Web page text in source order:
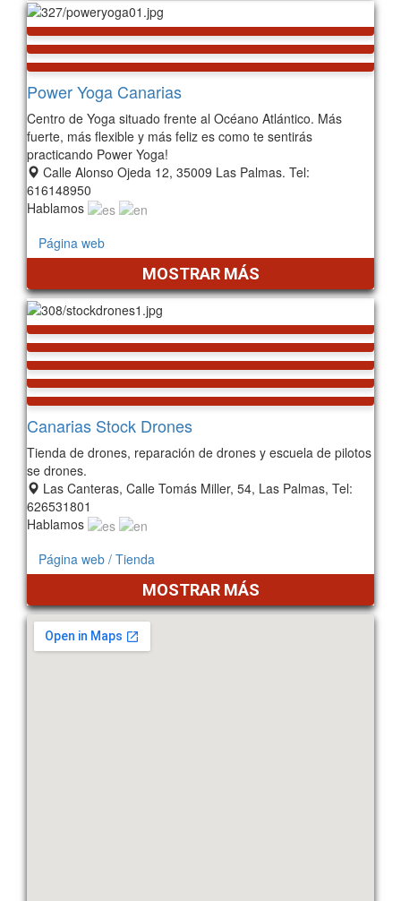
Power Yoga Canarias
Centro de Yoga situado frente al Océano Atlántico. Más
fuerte, más flexible y más feliz es como te sentirás
practicando Power Yoga!
Calle Alonso Ojeda 12, 35009 Las Palmas. Tel:
616148950
Hablamos
Página web
MOSTRAR MÁS
Canarias Stock Drones
Tienda de drones, reparación de drones y escuela de pilotos
se drones.
Las Canteras, Calle Tomás Miller, 54, Las Palmas, Tel:
626531801
Hablamos
Página web / Tienda
MOSTRAR MÁS